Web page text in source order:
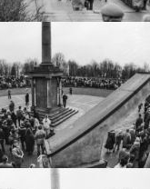
Putvinskio-
atgimime
šaulių sąjungos
– Putvinskių